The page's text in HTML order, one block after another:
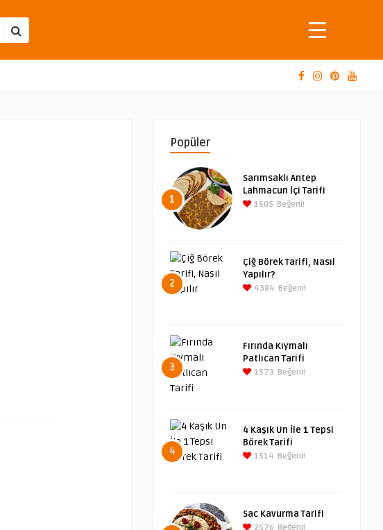
Popüler
1
Sarımsaklı Antep
Lahmacun İçi Tarifi
1605 Beğeni!
2
Çiğ Börek Tarifi, Nasıl
Yapılır?
4384 Beğeni!
3
Fırında Kıymalı
Patlıcan Tarifi
1573 Beğeni!
4
4 Kaşık Un İle 1 Tepsi
Börek Tarifi
1514 Beğeni!
Sac Kavurma Tarifi
2576 Beğeni!